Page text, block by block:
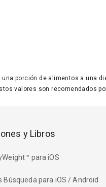
porción de alimentos a
valores son recomendados
y Libros
para iOS
Búsqueda para iOS / Android